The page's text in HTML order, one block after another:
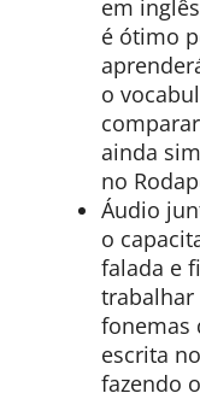
em
é ótimo
o
ainda
no
Áudio
o
falada e
trabalhar
fonemas
escrita
fazendo